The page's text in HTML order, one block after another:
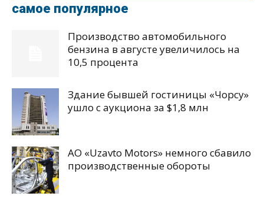
самое популярное
Производство автомобильного
бензина в августе увеличилось на
10,5 процента
Здание бывшей гостиницы «Чорсу»
ушло с аукциона за $1,8 млн
АО «Uzavto Motors» немного сбавило
производственные обороты